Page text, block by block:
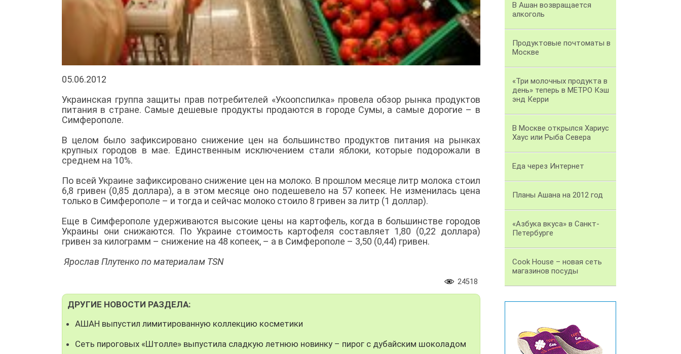
05.06.2012
Украинская группа защиты прав потребителей «Укоопспилка» провела обзор рынка продуктов
питания в стране. Самые дешевые продукты продаются в городе Сумы, а самые дорогие – в
Симферополе.
В целом было зафиксировано снижение цен на большинство продуктов питания на рынках
крупных городов в мае. Единственным исключением стали яблоки, которые подорожали в
среднем на 10%.
По всей Украине зафиксировано снижение цен на молоко. В прошлом месяце литр молока стоил
6,8 гривен (0,85 доллара), а в этом месяце оно подешевело на 57 копеек. Не изменилась цена
только в Симферополе – и тогда и сейчас молоко стоило 8 гривен за литр (1 доллар).
Еще в Симферополе удерживаются высокие цены на картофель, когда в большинстве городов
Украины они снижаются. По Украине стоимость картофеля составляет 1,80 (0,22 доллара)
гривен за килограмм – снижение на 48 копеек, – а в Симферополе – 3,50 (0,44) гривен.
Ярослав Плутенко по материалам TSN
24518
ДРУГИЕ НОВОСТИ РАЗДЕЛА:
АШАН выпустил лимитированную коллекцию косметики
Сеть пироговых «Штолле» выпустила сладкую летнюю новинку – пирог с дубайским шоколадом
В Ашан возвращается
алкоголь
Продуктовые почтоматы в
Москве
«Три молочных продукта в
день» теперь в МЕТРО Кэш
энд Керри
В Москве открылся Хариус
Хаус или Рыба Севера
Еда через Интернет
Планы Ашана на 2012 год
«Азбука вкуса» в Санкт-
Петербурге
Cook House – новая сеть
магазинов посуды